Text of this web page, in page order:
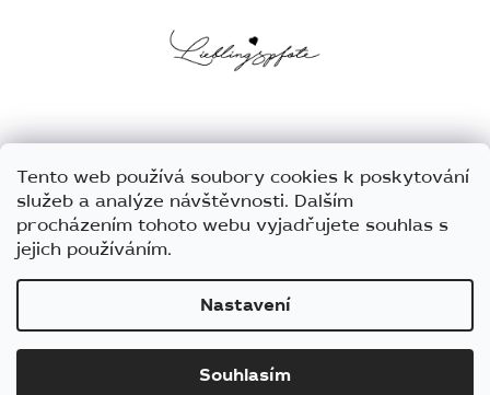
Tento web používá soubory cookies k poskytování
služeb a analýze návštěvnosti. Dalším
procházením tohoto webu vyjadřujete souhlas s
jejich používáním.
Nastavení
Souhlasím
Vytvořil Shoptet
Barnaby. Všechna práva vyhrazena.